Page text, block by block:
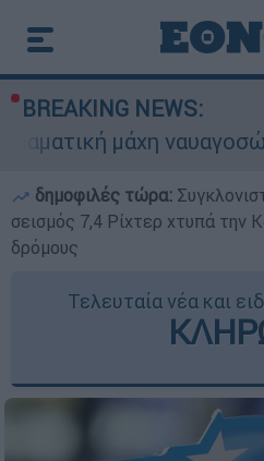
BREAKING NEWS:
ναυαγοσώστη με τα
δημοφιλές τώρα:
σεισμός 7,4 Ρίχτερ χτυπά την
δρόμους
Τελευταία νέα και